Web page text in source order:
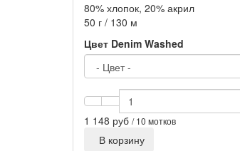
80% хлопок, 20% акрил
50 г / 130 м
Цвет Denim Washed
1 148 руб / 10 мотков
В корзину